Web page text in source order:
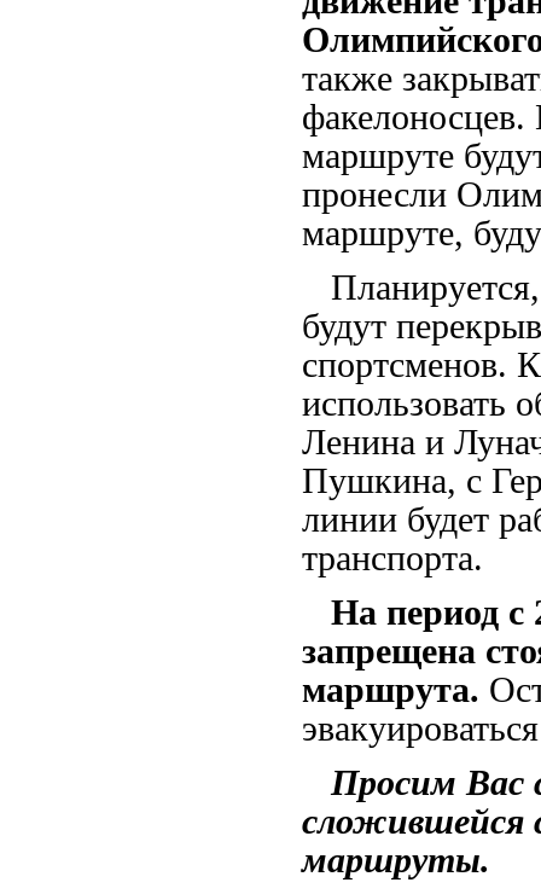
также
маршруте
пронесли
маршруте,
будут
спортсменов.
использовать
Ленина и
Пушкина, с
линии будет
транспорта.
На период с
запрещена
маршрута.
Просим Вас
сложившейся
маршруты.